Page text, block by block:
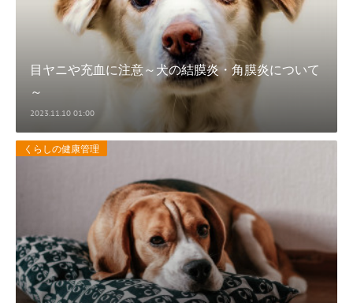
目ヤニや充血に注意～犬の結膜炎・角膜炎について
～
2023.11.10 01:00
くらしの健康管理